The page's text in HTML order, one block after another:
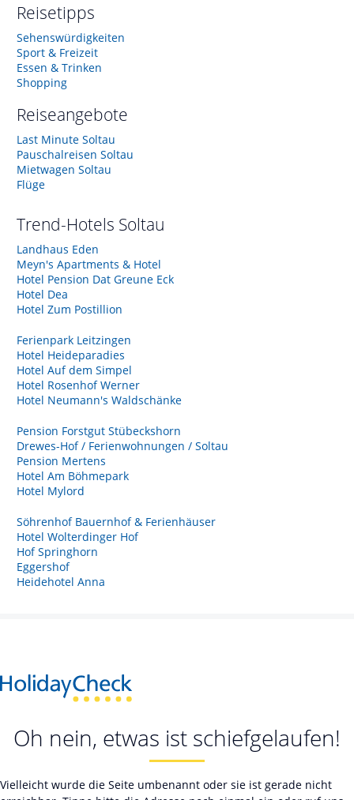
Reisetipps
Sehenswürdigkeiten
Sport & Freizeit
Essen & Trinken
Shopping
Reiseangebote
Last Minute Soltau
Pauschalreisen Soltau
Mietwagen Soltau
Flüge
Trend-Hotels Soltau
Landhaus Eden
Meyn's Apartments & Hotel
Hotel Pension Dat Greune Eck
Hotel Dea
Hotel Zum Postillion
Ferienpark Leitzingen
Hotel Heideparadies
Hotel Auf dem Simpel
Hotel Rosenhof Werner
Hotel Neumann's Waldschänke
Pension Forstgut Stübeckshorn
Drewes-Hof / Ferienwohnungen / Soltau
Pension Mertens
Hotel Am Böhmepark
Hotel Mylord
Söhrenhof Bauernhof & Ferienhäuser
Hotel Wolterdinger Hof
Hof Springhorn
Eggershof
Heidehotel Anna
Oh nein, etwas ist schiefgelaufen!
Vielleicht wurde die Seite umbenannt oder sie ist gerade nicht